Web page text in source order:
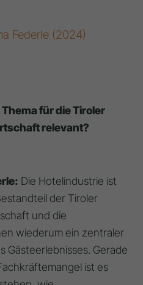
Federle (2024)
für die Tiroler
relevant?
Die Hotelindustrie ist
der Tiroler
und die
wiederum ein zentraler
Gästeerlebnisses. Gerade
ist es